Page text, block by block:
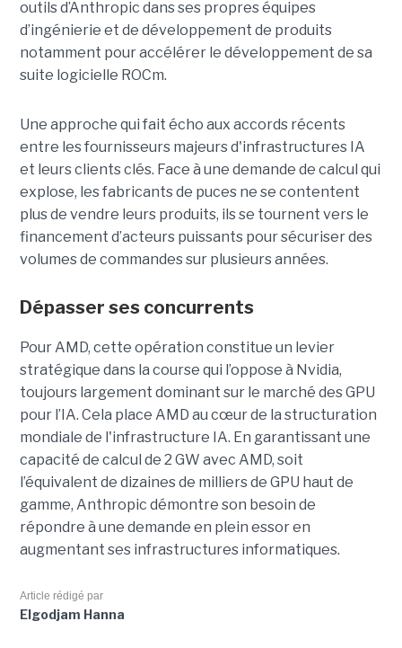
outils d’Anthropic dans ses propres équipes
d’ingénierie et de développement de produits
notamment pour accélérer le développement de sa
suite logicielle ROCm.
Une approche qui fait écho aux accords récents
entre les fournisseurs majeurs d'infrastructures IA
et leurs clients clés. Face à une demande de calcul qui
explose, les fabricants de puces ne se contentent
plus de vendre leurs produits, ils se tournent vers le
financement d’acteurs puissants pour sécuriser des
volumes de commandes sur plusieurs années.
Dépasser ses concurrents
Pour AMD, cette opération constitue un levier
stratégique dans la course qui l’oppose à Nvidia,
toujours largement dominant sur le marché des GPU
pour l’IA. Cela place AMD au cœur de la structuration
mondiale de l'infrastructure IA. En garantissant une
capacité de calcul de 2 GW avec AMD, soit
l’équivalent de dizaines de milliers de GPU haut de
gamme, Anthropic démontre son besoin de
répondre à une demande en plein essor en
augmentant ses infrastructures informatiques.
Article rédigé par
Elgodjam Hanna